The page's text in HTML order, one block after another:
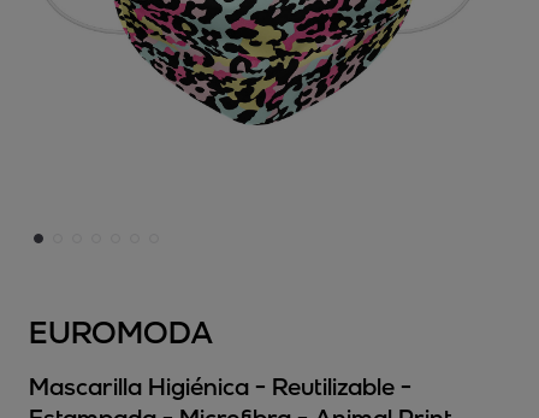
EUROMODA
Mascarilla Higiénica - Reutilizable -